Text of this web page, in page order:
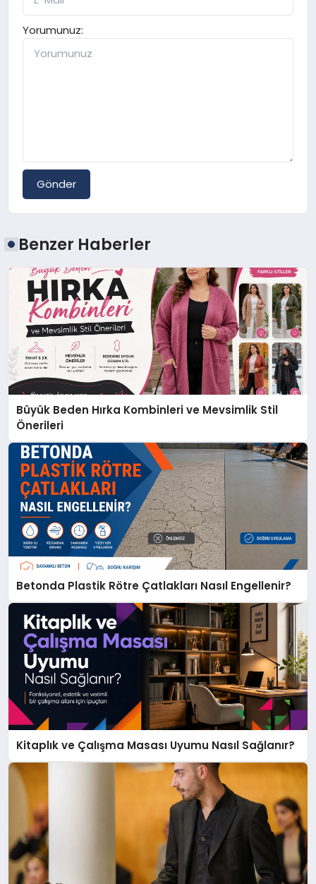
Yorumunuz:
Gönder
Benzer Haberler
Büyük Beden Hırka Kombinleri ve Mevsimlik Stil
Önerileri
Betonda Plastik Rötre Çatlakları Nasıl Engellenir?
Kitaplık ve Çalışma Masası Uyumu Nasıl Sağlanır?